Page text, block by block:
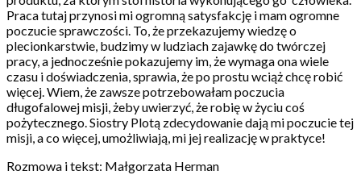
Praca tutaj przynosi mi ogromną satysfakcję i mam ogromne
poczucie sprawczości. To, że przekazujemy wiedzę o
plecionkarstwie, budzimy w ludziach zajawkę do twórczej
pracy, a jednocześnie pokazujemy im, że wymaga ona wiele
czasu i doświadczenia, sprawia, że po prostu wciąż chcę robić
więcej. Wiem, że zawsze potrzebowałam poczucia
długofalowej misji, żeby uwierzyć, że robię w życiu coś
pożytecznego. Siostry Plotą zdecydowanie dają mi poczucie tej
misji, a co więcej, umożliwiają, mi jej realizację w praktyce!
Rozmowa i tekst: Małgorzata Herman